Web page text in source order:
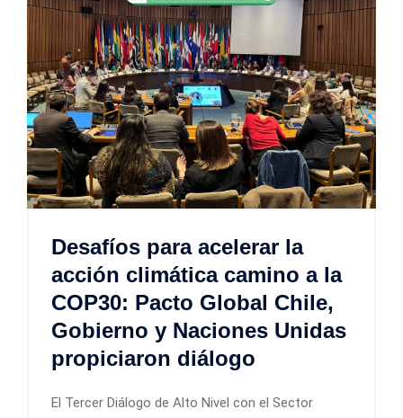
Desafíos para acelerar la
acción climática camino a la
COP30: Pacto Global Chile,
Gobierno y Naciones Unidas
propiciaron diálogo
El Tercer Diálogo de Alto Nivel con el Sector